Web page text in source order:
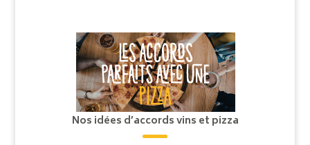
Nos idées d’accords vins et pizza